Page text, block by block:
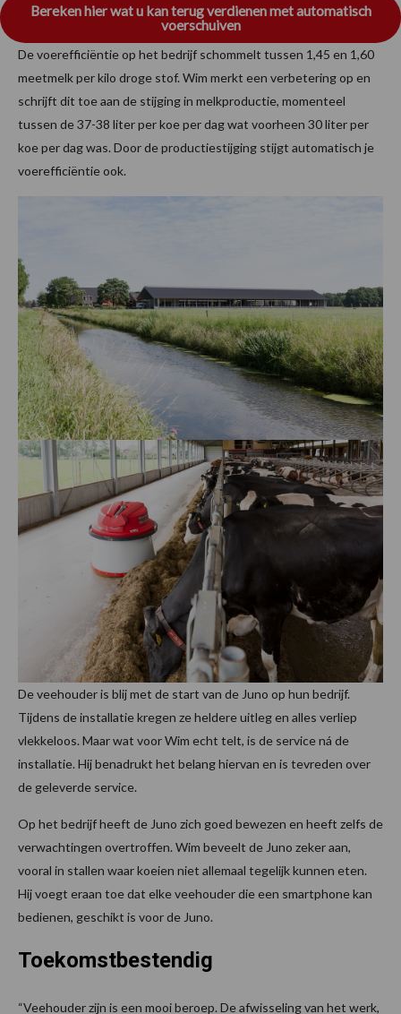
Bereken hier wat u kan terug verdienen met automatisch
voerschuiven
De voerefficiëntie op het bedrijf schommelt tussen 1,45 en 1,60
meetmelk per kilo droge stof. Wim merkt een verbetering op en
schrijft dit toe aan de stijging in melkproductie, momenteel
tussen de 37-38 liter per koe per dag wat voorheen 30 liter per
koe per dag was. Door de productiestijging stijgt automatisch je
voerefficiëntie ook.
De veehouder is blij met de start van de Juno op hun bedrijf.
Tijdens de installatie kregen ze heldere uitleg en alles verliep
vlekkeloos. Maar wat voor Wim echt telt, is de service ná de
installatie. Hij benadrukt het belang hiervan en is tevreden over
de geleverde service.
Op het bedrijf heeft de Juno zich goed bewezen en heeft zelfs de
verwachtingen overtroffen. Wim beveelt de Juno zeker aan,
vooral in stallen waar koeien niet allemaal tegelijk kunnen eten.
Hij voegt eraan toe dat elke veehouder die een smartphone kan
bedienen, geschikt is voor de Juno.
Toekomstbestendig
“Veehouder zijn is een mooi beroep. De afwisseling van het werk,